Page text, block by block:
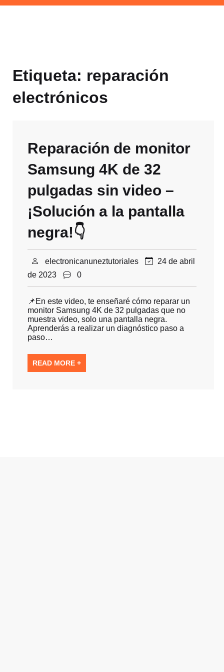
Etiqueta: reparación
electrónicos
Reparación de monitor
Samsung 4K de 32
pulgadas sin video –
¡Solución a la pantalla
negra!👇
electronicanuneztutoriales
24 de abril
de 2023
0
📌En este video, te enseñaré cómo reparar un
monitor Samsung 4K de 32 pulgadas que no
muestra video, solo una pantalla negra.
Aprenderás a realizar un diagnóstico paso a
paso…
READ MORE +